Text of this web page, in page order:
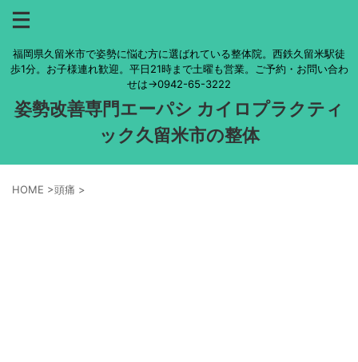
福岡県久留米市で姿勢に悩む方に選ばれている整体院。西鉄久留米駅徒
歩1分。お子様連れ歓迎。平日21時まで土曜も営業。ご予約・お問い合わ
せは→0942-65-3222
姿勢改善専門エーパシ カイロプラクティ
ック久留米市の整体
HOME >頭痛 >